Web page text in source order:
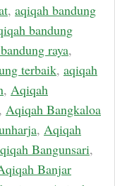
, aqiqah bandung
bandung
raya,
terbaik, aqiqah
, Aqiqah
, Aqiqah Bangkaloa
, Aqiqah
Bangunsari,
Banjar